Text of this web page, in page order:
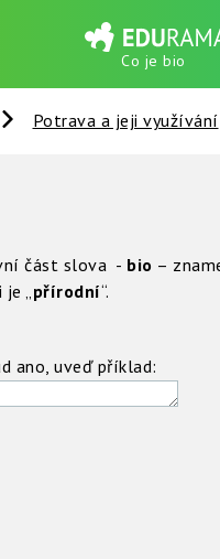
Co je bio
Potrava a jeji využívání
část slova - bio –
„přírodní“.
ano, uveď příklad: